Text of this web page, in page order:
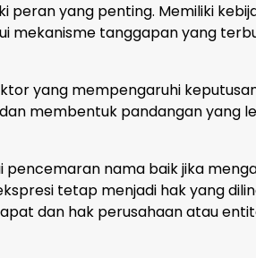
yang penting. Memiliki
mekanisme tanggapan yang
yang mempengaruhi
membentuk pandangan yang
pencemaran nama baik jika
tetap menjadi hak yang
dan hak perusahaan atau